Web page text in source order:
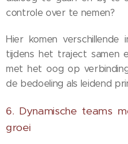
controle over te nemen?
Hier komen verschillende
tijdens het traject samen
met het oog op
de bedoeling als leidend
6. Dynamische teams
groei